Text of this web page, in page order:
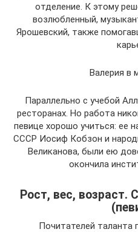
отделение. К этому
возлюбленный,
Ярошевский, также
Валерия в
Параллельно с учебой
ресторанах. Но работа
певице хорошо учиться: ее
СССР Иосиф Кобзон и
Великанова, были ею
окончила
Рост, вес, возраст.
Почитателей таланта